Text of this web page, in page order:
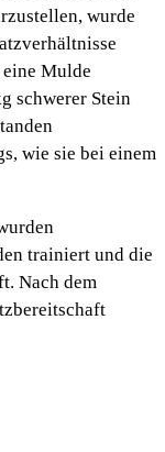
wurde
Mulde
schwerer Stein
wie sie bei einem
trainiert und die
Nach dem